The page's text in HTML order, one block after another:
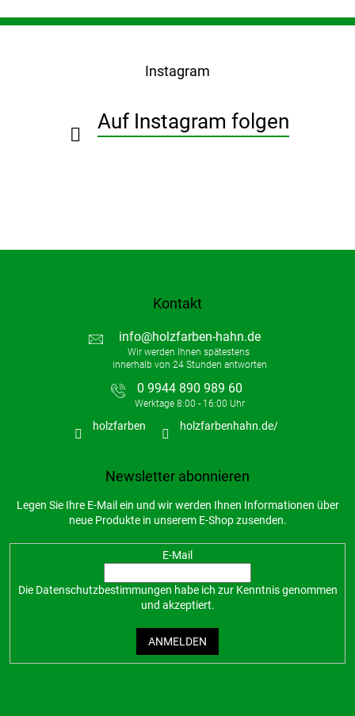
F
Instagram
Auf Instagram folgen
Kontakt
info@holzfarben-hahn.de
0 9944 890 989 60
holzfarben holzfarbenhahn.de/
Newsletter abonnieren
Legen Sie Ihre E-Mail ein und wir werden Ihnen Informationen über
neue Produkte in unserem E-Shop zusenden.
E-Mail
Die Datenschutzbestimmungen habe ich zur Kenntnis genommen
und akzeptiert.
ANMELDEN